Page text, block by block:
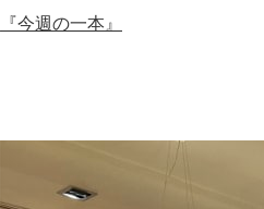
『今週の一本』